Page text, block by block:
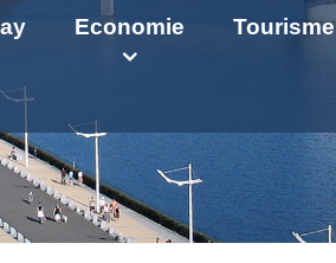
Economie Tourisme